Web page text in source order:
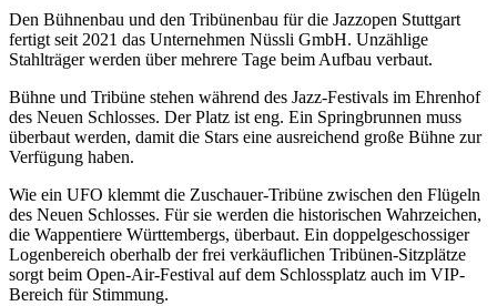
Den Bühnenbau und den Tribünenbau für die Jazzopen Stuttgart
fertigt seit 2021 das Unternehmen Nüssli GmbH. Unzählige
Stahlträger werden über mehrere Tage beim Aufbau verbaut.
Bühne und Tribüne stehen während des Jazz-Festivals im Ehrenhof
des Neuen Schlosses. Der Platz ist eng. Ein Springbrunnen muss
überbaut werden, damit die Stars eine ausreichend große Bühne zur
Verfügung haben.
Wie ein UFO klemmt die Zuschauer-Tribüne zwischen den Flügeln
des Neuen Schlosses. Für sie werden die historischen Wahrzeichen,
die Wappentiere Württembergs, überbaut. Ein doppelgeschossiger
Logenbereich oberhalb der frei verkäuflichen Tribünen-Sitzplätze
sorgt beim Open-Air-Festival auf dem Schlossplatz auch im VIP-
Bereich für Stimmung.